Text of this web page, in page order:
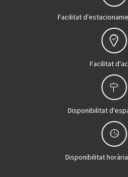
Facilitat
Facilitat
Disponibilitat
Disponibilitat